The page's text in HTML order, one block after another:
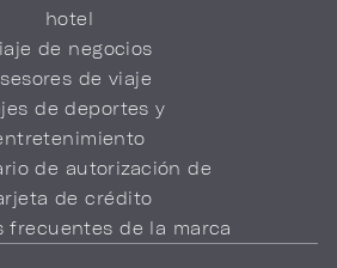
hotel
de negocios
de viaje
de deportes y
de autorización de
de crédito
frecuentes de la marca